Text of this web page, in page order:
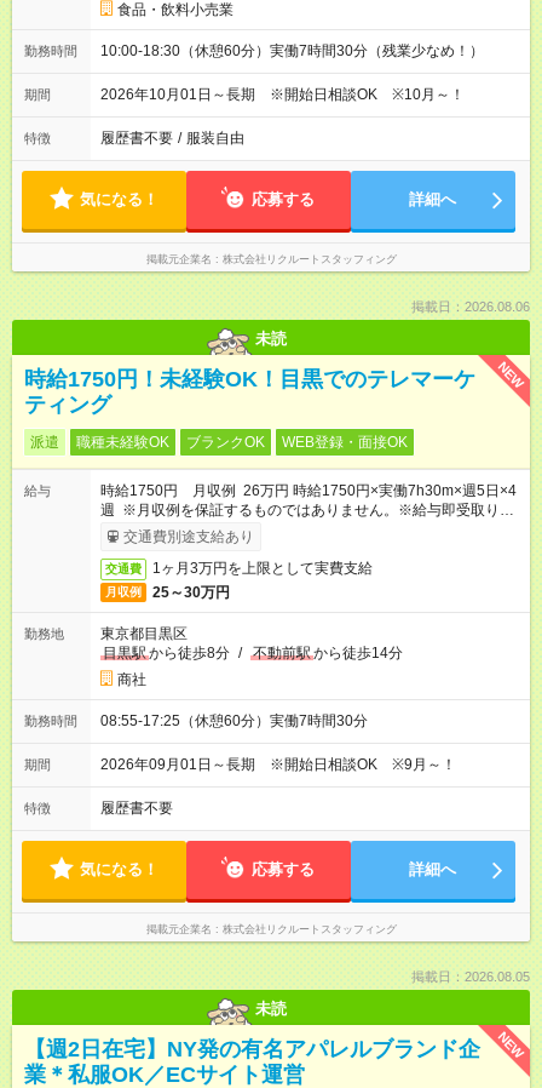
食品・飲料小売業
勤務時間 10:00-18:30（休憩60分）実働7時間30分（残業少なめ！）
期間 2026年10月01日～長期 ※開始日相談OK ※10月～！
特徴 履歴書不要 / 服装自由
気になる！ 応募する 詳細へ
掲載元企業名 株式会社リクルートスタッフィング
掲載日：2026.08.06
未読
NEW
時給1750円！未経験OK！目黒でのテレマーケ
ティング
派遣 職種未経験OK ブランクOK WEB登録・面接OK
給与
時給1750円 月収例 26万円 時給1750円×実働7h30m×週5日×4
週 ※月収例を保証するものではありません。※給与即受取りサ
ービス利用可（利用条件有）
交通費別途支給あり
交通費 1ヶ月3万円を上限として実費支給
月収例 25～30万円
勤務地
東京都目黒区
目黒駅から徒歩8分 / 不動前駅から徒歩14分
商社
勤務時間 08:55-17:25（休憩60分）実働7時間30分
期間 2026年09月01日～長期 ※開始日相談OK ※9月～！
特徴 履歴書不要
気になる！ 応募する 詳細へ
掲載元企業名 株式会社リクルートスタッフィング
掲載日：2026.08.05
未読
NEW
【週2日在宅】NY発の有名アパレルブランド企
業＊私服OK／ECサイト運営